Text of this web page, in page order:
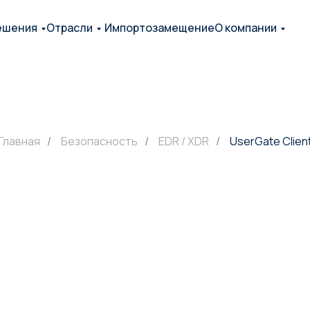
Отрасли ИмпортозамещениеО компании
/ Безопасность / EDR / XDR / UserGate